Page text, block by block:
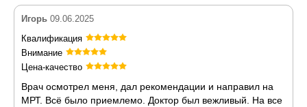
Игорь 09.06.2025
Квалификация
Внимание
Цена-качество
Врач осмотрел меня, дал рекомендации и направил на
МРТ. Всё было приемлемо. Доктор был вежливый. На все